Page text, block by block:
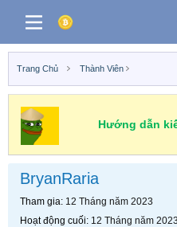
Trang Chủ Thành Viên
Hướng dẫn
BryanRaria
Tham gia 12 Tháng năm 2023
Hoạt động cuối 12 Tháng năm 2023